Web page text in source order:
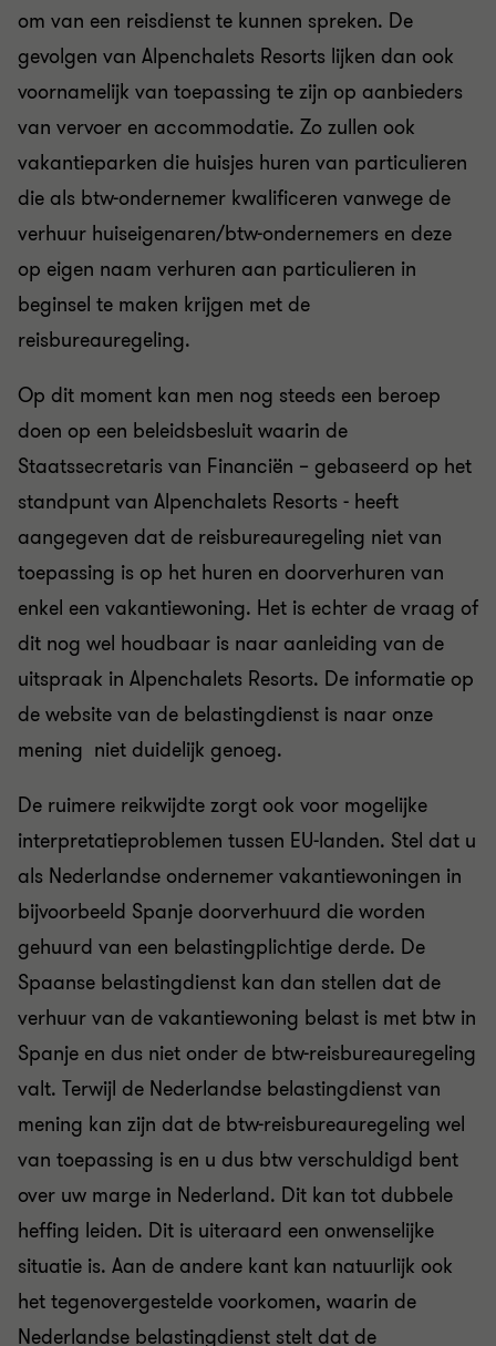
om van een reisdienst te kunnen spreken. De
gevolgen van Alpenchalets Resorts lijken dan ook
voornamelijk van toepassing te zijn op aanbieders
van vervoer en accommodatie. Zo zullen ook
vakantieparken die huisjes huren van particulieren
die als btw-ondernemer kwalificeren vanwege de
verhuur huiseigenaren/btw-ondernemers en deze
op eigen naam verhuren aan particulieren in
beginsel te maken krijgen met de
reisbureauregeling.
Op dit moment kan men nog steeds een beroep
doen op een beleidsbesluit waarin de
Staatssecretaris van Financiën – gebaseerd op het
standpunt van Alpenchalets Resorts - heeft
aangegeven dat de reisbureauregeling niet van
toepassing is op het huren en doorverhuren van
enkel een vakantiewoning. Het is echter de vraag of
dit nog wel houdbaar is naar aanleiding van de
uitspraak in Alpenchalets Resorts. De informatie op
de website van de belastingdienst is naar onze
mening niet duidelijk genoeg.
De ruimere reikwijdte zorgt ook voor mogelijke
interpretatieproblemen tussen EU-landen. Stel dat u
als Nederlandse ondernemer vakantiewoningen in
bijvoorbeeld Spanje doorverhuurd die worden
gehuurd van een belastingplichtige derde. De
Spaanse belastingdienst kan dan stellen dat de
verhuur van de vakantiewoning belast is met btw in
Spanje en dus niet onder de btw-reisbureauregeling
valt. Terwijl de Nederlandse belastingdienst van
mening kan zijn dat de btw-reisbureauregeling wel
van toepassing is en u dus btw verschuldigd bent
over uw marge in Nederland. Dit kan tot dubbele
heffing leiden. Dit is uiteraard een onwenselijke
situatie is. Aan de andere kant kan natuurlijk ook
het tegenovergestelde voorkomen, waarin de
Nederlandse belastingdienst stelt dat de